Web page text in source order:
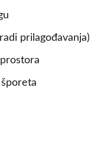
prilagođavanja)